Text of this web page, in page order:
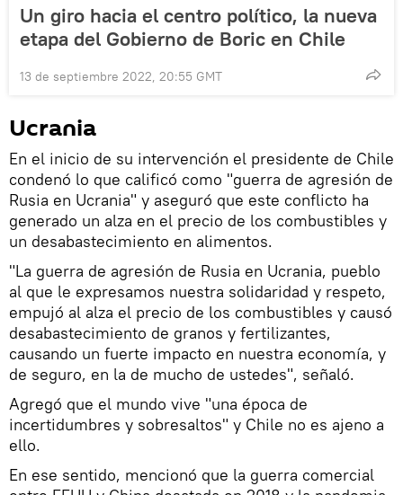
Un giro hacia el centro político, la nueva
etapa del Gobierno de Boric en Chile
13 de septiembre 2022, 20:55 GMT
Ucrania
En el inicio de su intervención el presidente de Chile
condenó lo que calificó como "guerra de agresión de
Rusia en Ucrania" y aseguró que este conflicto ha
generado un alza en el precio de los combustibles y
un desabastecimiento en alimentos.
"La guerra de agresión de Rusia en Ucrania, pueblo
al que le expresamos nuestra solidaridad y respeto,
empujó al alza el precio de los combustibles y causó
desabastecimiento de granos y fertilizantes,
causando un fuerte impacto en nuestra economía, y
de seguro, en la de mucho de ustedes", señaló.
Agregó que el mundo vive "una época de
incertidumbres y sobresaltos" y Chile no es ajeno a
ello.
En ese sentido, mencionó que la guerra comercial